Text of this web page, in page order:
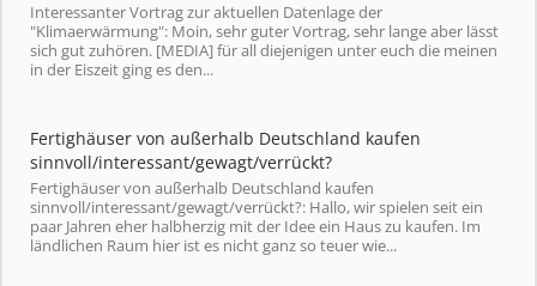
Interessanter Vortrag zur aktuellen Datenlage der
"Klimaerwärmung": Moin, sehr guter Vortrag, sehr lange aber lässt
sich gut zuhören. [MEDIA] für all diejenigen unter euch die meinen
in der Eiszeit ging es den...
Fertighäuser von außerhalb Deutschland kaufen
sinnvoll/interessant/gewagt/verrückt?
Fertighäuser von außerhalb Deutschland kaufen
sinnvoll/interessant/gewagt/verrückt?: Hallo, wir spielen seit ein
paar Jahren eher halbherzig mit der Idee ein Haus zu kaufen. Im
ländlichen Raum hier ist es nicht ganz so teuer wie...